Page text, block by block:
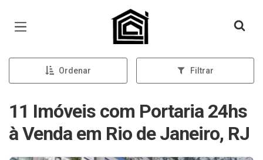
Página inicial
Ordenar Filtrar
11 Imóveis com Portaria 24hs
à Venda em Rio de Janeiro, RJ